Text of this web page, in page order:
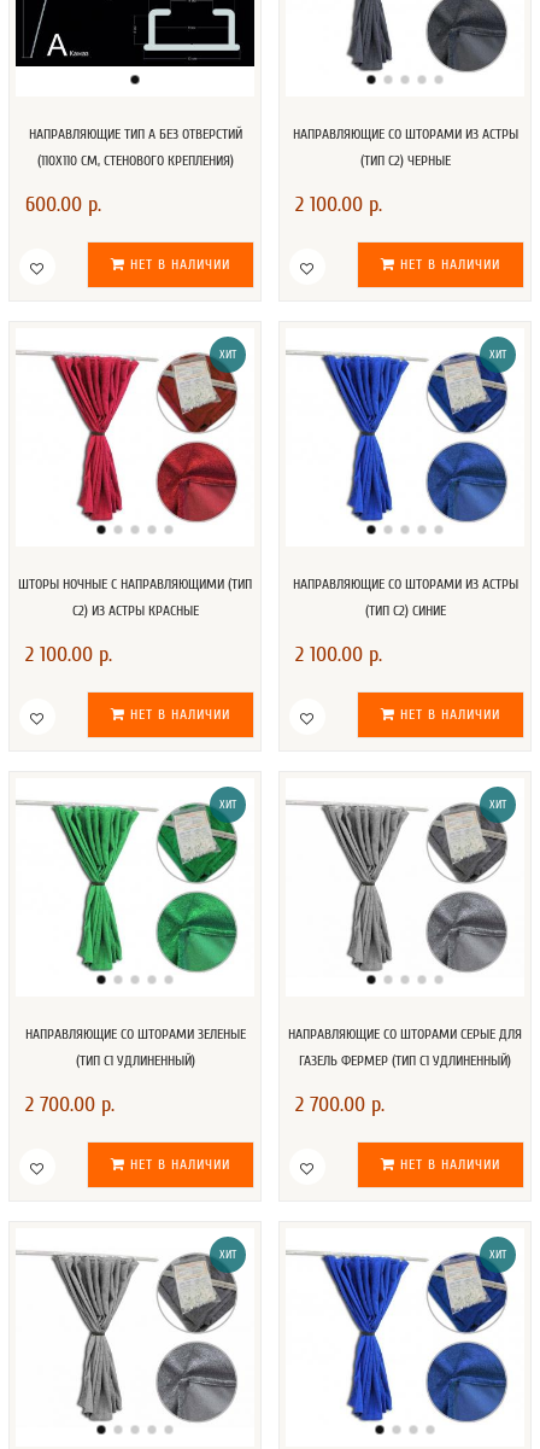
НАПРАВЛЯЮЩИЕ ТИП А БЕЗ ОТВЕРСТИЙ
(110Х110 СМ, СТЕНОВОГО КРЕПЛЕНИЯ)
600.00 р.
НЕТ В НАЛИЧИИ
НАПРАВЛЯЮЩИЕ СО ШТОРАМИ ИЗ АСТРЫ
(ТИП С2) ЧЕРНЫЕ
2 100.00 р.
НЕТ В НАЛИЧИИ
ХИТ
ШТОРЫ НОЧНЫЕ С НАПРАВЛЯЮЩИМИ (ТИП
С2) ИЗ АСТРЫ КРАСНЫЕ
2 100.00 р.
НЕТ В НАЛИЧИИ
ХИТ
НАПРАВЛЯЮЩИЕ СО ШТОРАМИ ИЗ АСТРЫ
(ТИП С2) СИНИЕ
2 100.00 р.
НЕТ В НАЛИЧИИ
ХИТ
НАПРАВЛЯЮЩИЕ СО ШТОРАМИ ЗЕЛЕНЫЕ
(ТИП С1 УДЛИНЕННЫЙ)
2 700.00 р.
НЕТ В НАЛИЧИИ
ХИТ
НАПРАВЛЯЮЩИЕ СО ШТОРАМИ СЕРЫЕ ДЛЯ
ГАЗЕЛЬ ФЕРМЕР (ТИП С1 УДЛИНЕННЫЙ)
2 700.00 р.
НЕТ В НАЛИЧИИ
ХИТ ХИТ